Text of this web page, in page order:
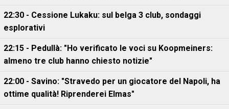
22:30 - Cessione Lukaku: sul belga 3 club, sondaggi
esplorativi
22:15 - Pedullà: "Ho verificato le voci su Koopmeiners:
almeno tre club hanno chiesto notizie"
22:00 - Savino: "Stravedo per un giocatore del Napoli, ha
ottime qualità! Riprenderei Elmas"